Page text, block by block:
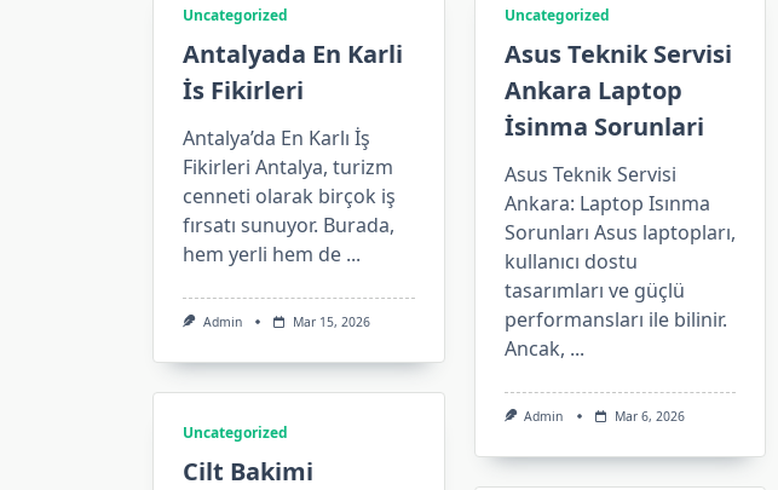
Uncategorized
Antalyada En Karli
İs Fikirleri
Antalya’da En Karlı İş
Fikirleri Antalya, turizm
cenneti olarak birçok iş
fırsatı sunuyor. Burada,
hem yerli hem de ...
Admin Mar 15, 2026
Uncategorized
Asus Teknik Servisi
Ankara Laptop
İsinma Sorunlari
Asus Teknik Servisi
Ankara: Laptop Isınma
Sorunları Asus laptopları,
kullanıcı dostu
tasarımları ve güçlü
performansları ile bilinir.
Ancak, ...
Admin Mar 6, 2026
Uncategorized
Cilt Bakimi